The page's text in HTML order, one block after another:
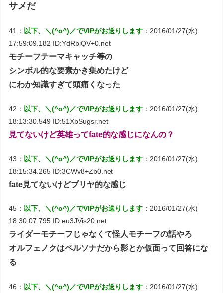
サメだ
41： 以下、＼(^o^)／でVIPがお送りします ：2016/01/27(水)
17:59:09.182 ID:YdRbiQV+0.net
モチーフテーマキャッチ等の
シンボル的な要素かき集めたけど
にわか知識すぎて頭痛くなった
42： 以下、＼(^o^)／でVIPがお送りします ：2016/01/27(水)
18:13:30.549 ID:51XbSugsr.net
見てないけど英雄ってfate的な感じになんの？
43： 以下、＼(^o^)／でVIPがお送りします ：2016/01/27(水)
18:15:34.265 ID:3CWv8+Zb0.net
fate見てないけどプリヤ的な感じ
45： 以下、＼(^o^)／でVIPがお送りします ：2016/01/27(水)
18:30:07.795 ID:eu3JVis20.net
ライダーモチーフじゃなくて怪人モチーフの話やろ
オルフェノクはペルソナだから影とか仮面って回答にな
る
46： 以下、＼(^o^)／でVIPがお送りします ：2016/01/27(水)